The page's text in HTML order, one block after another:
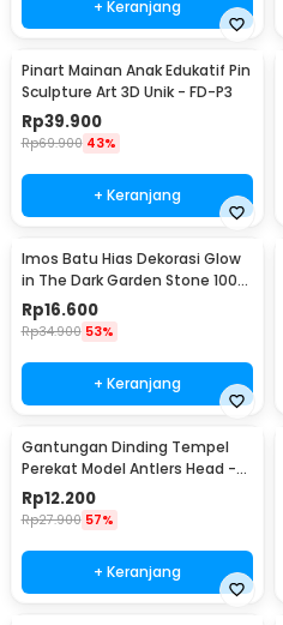
+ Keranjang
Pinart Mainan Anak Edukatif Pin
Sculpture Art 3D Unik - FD-P3
Rp39.900
Rp69.900 43%
+ Keranjang
Imos Batu Hias Dekorasi Glow
in The Dark Garden Stone 100
PCS - HC0043
Rp16.600
Rp34.900 53%
+ Keranjang
Gantungan Dinding Tempel
Perekat Model Antlers Head -
MU03
Rp12.200
Rp27.900 57%
+ Keranjang